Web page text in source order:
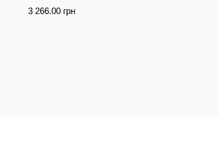
3 266.00 грн